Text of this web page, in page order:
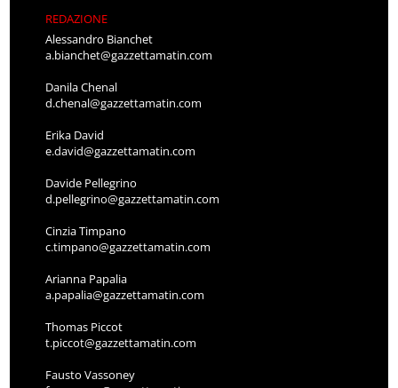
REDAZIONE
Alessandro Bianchet
a.bianchet@gazzettamatin.com
Danila Chenal
d.chenal@gazzettamatin.com
Erika David
e.david@gazzettamatin.com
Davide Pellegrino
d.pellegrino@gazzettamatin.com
Cinzia Timpano
c.timpano@gazzettamatin.com
Arianna Papalia
a.papalia@gazzettamatin.com
Thomas Piccot
t.piccot@gazzettamatin.com
Fausto Vassoney